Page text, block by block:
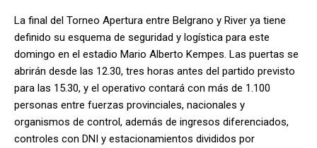
La final del Torneo Apertura entre Belgrano y River ya tiene
definido su esquema de seguridad y logística para este
domingo en el estadio Mario Alberto Kempes. Las puertas se
abrirán desde las 12.30, tres horas antes del partido previsto
para las 15.30, y el operativo contará con más de 1.100
personas entre fuerzas provinciales, nacionales y
organismos de control, además de ingresos diferenciados,
controles con DNI y estacionamientos divididos por